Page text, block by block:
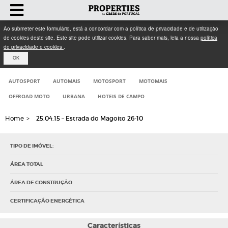
Ao submeter este formulário, está a concordar com a política de privacidade e de utilização
de cookies deste site. Este site pode utilizar cookies. Para saber mais, leia a nossa política
de privacidade e cookies .
OK
AUTOSPORT AUTOMAIS MOTOSPORT MOTOMAIS
OFFROAD MOTO URBANA HOTEIS DE CAMPO
Home > 25.04.15 – Estrada do Magoito 26-10
TIPO DE IMÓVEL:
ÁREA TOTAL
ÁREA DE CONSTRUÇÃO
CERTIFICAÇÃO ENERGÉTICA
Características